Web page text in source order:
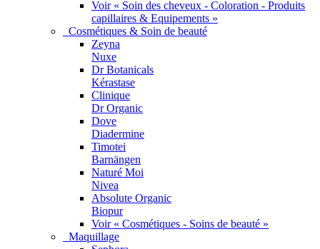
Voir « Soin des cheveux - Coloration - Produits
capillaires & Equipements »
Cosmétiques & Soin de beauté
Zeyna
Nuxe
Dr Botanicals
Kérastase
Clinique
Dr Organic
Dove
Diadermine
Timotei
Barnängen
Naturé Moi
Nivea
Absolute Organic
Biopur
Voir « Cosmétiques - Soins de beauté »
Maquillage